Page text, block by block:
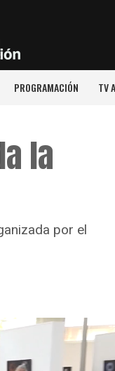
PROGRAMACIÓN TV
la
por el